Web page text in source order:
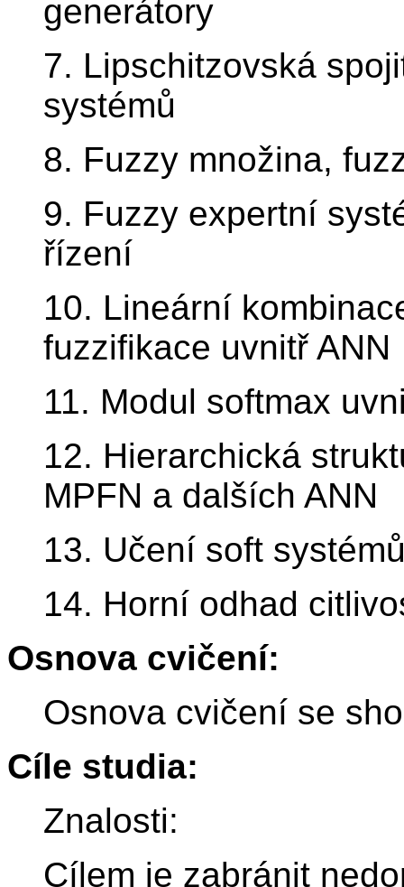
generátory
7. Lipschitzovská
systémů
8. Fuzzy množina,
9. Fuzzy expertní
řízení
10. Lineární
fuzzifikace uvnitř ANN
11. Modul softmax
12. Hierarchická
MPFN a dalších ANN
13. Učení soft
14. Horní odhad
Osnova cvičení:
Osnova cvičení se
Cíle studia:
Znalosti:
Cílem je zabránit